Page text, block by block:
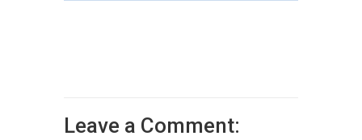
Leave a Comment: